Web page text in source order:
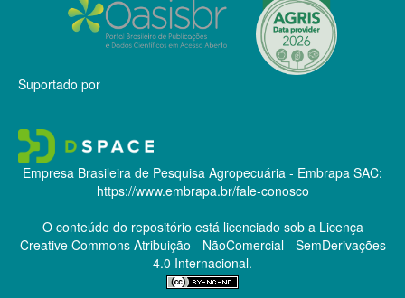
Suportado por
Empresa Brasileira de Pesquisa Agropecuária - Embrapa SAC:
https://www.embrapa.br/fale-conosco
O conteúdo do repositório está licenciado sob a Licença
Creative CommonsAtribuição - NãoComercial - SemDerivações
4.0 Internacional.